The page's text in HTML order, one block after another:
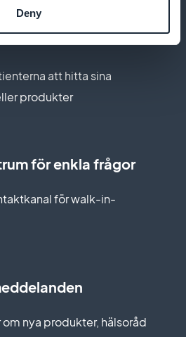
Deny
för
att hitta sina
produkter
för enkla frågor
för walk-in-
nya produkter, hälsoråd